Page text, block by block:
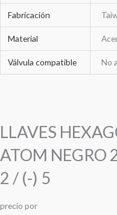
Fabricación
Material
Válvula compatible No
LLAVES
ATOM
2 / (-) 5
precio por